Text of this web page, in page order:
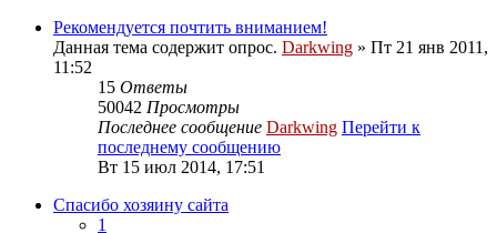
Рекомендуется почтить вниманием!
Данная тема содержит опрос. Darkwing » Пт 21 янв 2011,
11:52
15 Ответы
50042 Просмотры
Последнее сообщение Darkwing Перейти к
последнему сообщению
Вт 15 июл 2014, 17:51
Спасибо хозяину сайта
1